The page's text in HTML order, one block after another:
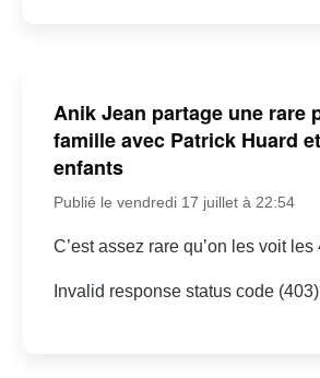
Anik Jean partage une rare
famille avec Patrick Huard
enfants
Publié le vendredi 17 juillet à 22:54
C’est assez rare qu’on les voit
Invalid response status code (403)